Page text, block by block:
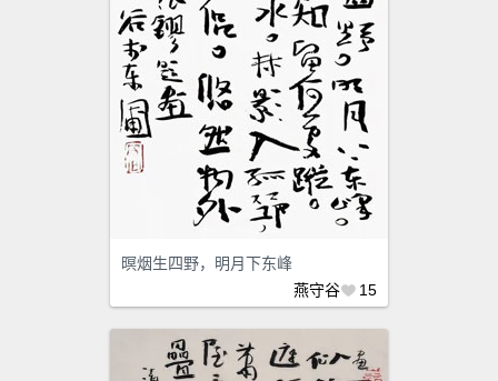
暝烟生四野，明月下东峰
燕守谷
15